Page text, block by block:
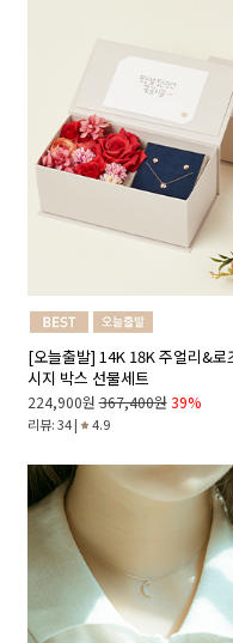
[오늘출발] 14K 18K 주얼리&로
시지 박스 선물세트
224,900원 367,400원 39%
리뷰: 34 | 4.9